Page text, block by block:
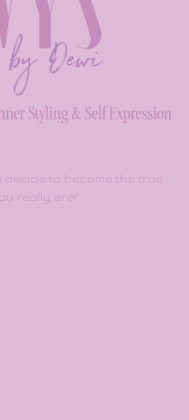
to become the true
really are!"